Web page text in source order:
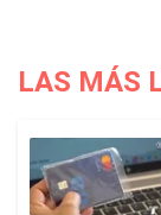
LAS MÁS